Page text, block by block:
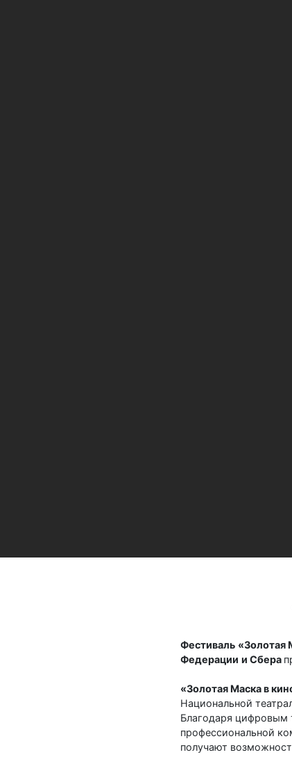
Фестиваль «Золотая
Федерации и Сбера
«Золотая Маска в
Национальной
Благодаря цифровым
профессиональной
получают